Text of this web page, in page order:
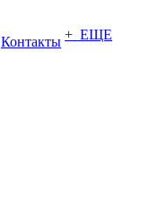
Контакты + ЕЩЕ